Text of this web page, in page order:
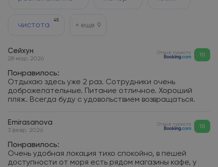
чистота
45
+ еще 9
Сейхун
28 мар. 2026
Отзыв туриста 10
Понравилось:
Отдыхаю здесь уже 2 раз. Сотрудники очень
доброжелательные. Питание отличное. Хороший
пляж. Всегда буду с удовольствием возвращаться.
Emirasanova
3 февр. 2026
Отзыв туриста 10
Понравилось:
Очень удобная локация тихо спокойно, в пешей
доступности от моря есть рядом магазины кафе, у